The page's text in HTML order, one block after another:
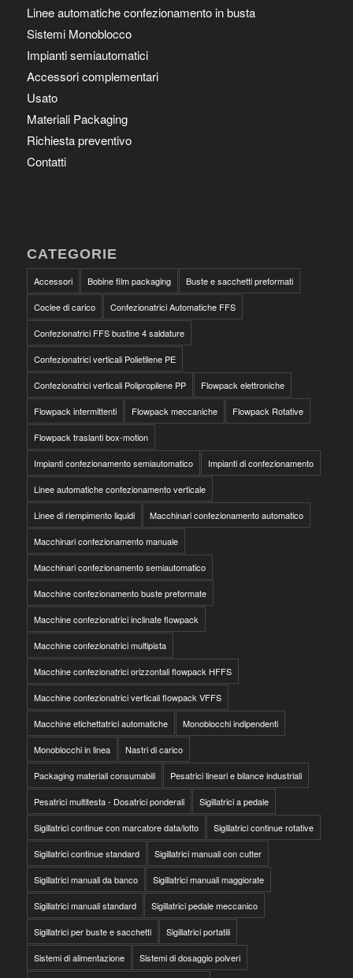
Linee automatiche confezionamento in busta
Sistemi Monoblocco
Impianti semiautomatici
Accessori complementari
Usato
Materiali Packaging
Richiesta preventivo
Contatti
CATEGORIE
Accessori Bobine film packaging Buste e sacchetti preformati
Coclee di carico Confezionatrici Automatiche FFS
Confezionatrici FFS bustine 4 saldature
Confezionatrici verticali Polietilene PE
Confezionatrici verticali Polipropilene PP Flowpack elettroniche
Flowpack intermittenti Flowpack meccaniche Flowpack Rotative
Flowpack traslanti box-motion
Impianti confezionamento semiautomatico Impianti di confezionamento
Linee automatiche confezionamento verticale
Linee di riempimento liquidi Macchinari confezionamento automatico
Macchinari confezionamento manuale
Macchinari confezionamento semiautomatico
Macchine confezionamento buste preformate
Macchine confezionatrici inclinate flowpack
Macchine confezionatrici multipista
Macchine confezionatrici orizzontali flowpack HFFS
Macchine confezionatrici verticali flowpack VFFS
Macchine etichettatrici automatiche Monoblocchi indipendenti
Monoblocchi in linea Nastri di carico
Packaging materiali consumabili Pesatrici lineari e bilance industriali
Pesatrici multitesta - Dosatrici ponderali Sigillatrici a pedale
Sigillatrici continue con marcatore data/lotto Sigillatrici continue rotative
Sigillatrici continue standard Sigillatrici manuali con cutter
Sigillatrici manuali da banco Sigillatrici manuali maggiorate
Sigillatrici manuali standard Sigillatrici pedale meccanico
Sigillatrici per buste e sacchetti Sigillatrici portatili
Sistemi di alimentazione Sistemi di dosaggio polveri